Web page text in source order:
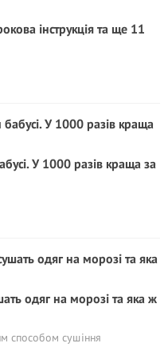
інструкція та ще 11
У 1000 разів краща за
одяг на морозі та яка ж
способом сушіння